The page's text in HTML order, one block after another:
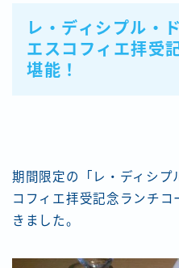
レ・ディシプル・
エスコフィエ拝受
堪能！
期間限定の「レ・ディシプ
コフィエ拝受記念ランチ
きました。